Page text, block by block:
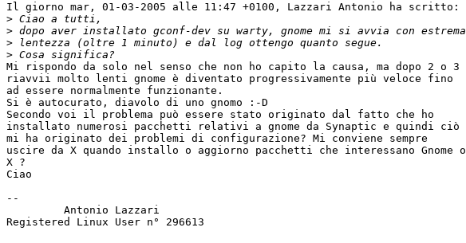
Il giorno mar, 01-03-2005 alle 11:47 +0100, Lazzari Antonio ha scritto:
>
>
>
>
Mi rispondo da solo nel senso che non ho capito la causa, ma dopo 2 o 3
riavvii molto lenti gnome è diventato progressivamente più veloce fino
ad essere normalmente funzionante.
Si è autocurato, diavolo di uno gnomo :-D
Secondo voi il problema può essere stato originato dal fatto che ho
installato numerosi pacchetti relativi a gnome da Synaptic e quindi ciò
mi ha originato dei problemi di configurazione? Mi conviene sempre
uscire da X quando installo o aggiorno pacchetti che interessano Gnome o
X ?
Ciao
--
Registered Linux User n° 296613